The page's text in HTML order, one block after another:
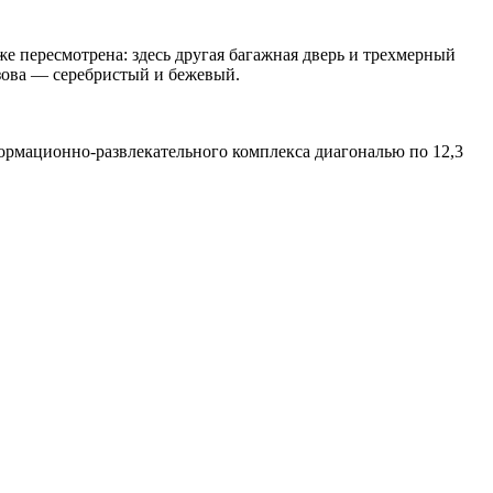
здесь другая багажная дверь и трехмерный
— серебристый и бежевый.
развлекательного комплекса диагональю по 12,3